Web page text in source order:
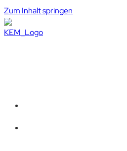
Zum Inhalt springen